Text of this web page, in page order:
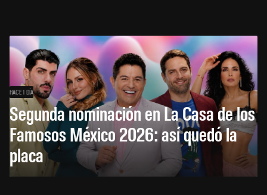
HACE 1 DÍA
Segunda nominación en La Casa de los
Famosos México 2026: así quedó la
placa